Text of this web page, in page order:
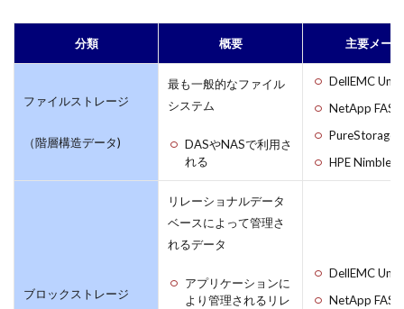
分類 概要 主要メーカ
ファイルストレージ
（階層構造データ)
最も一般的なファイル
システム
DASやNASで利用さ
れる
DellEMC
NetApp FAS
PureStorage
HPE Nimble
ブロックストレージ
リレーショナルデータ
ベースによって管理さ
れるデータ
アプリケーションに
より管理されるリレ
DellEMC
NetApp FAS